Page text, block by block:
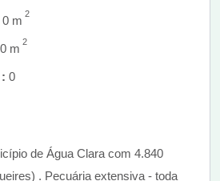
0 m 2
0 m 2
0
de Água Clara com 4.840
. Pecuária extensiva - toda